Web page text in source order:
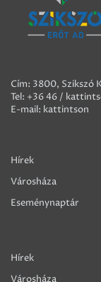
Cím: 3800, Szikszó
Tel: +36 46 /
E-mail: kattintson
Hírek
Városháza
Eseménynaptár
Hírek
Városháza